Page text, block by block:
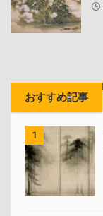
おすすめ記事
1